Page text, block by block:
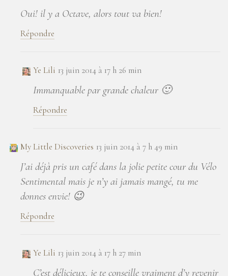
Oui! il y a Octave, alors tout va bien!
Répondre
Ye Lili 13 juin 2014 à 17 h 26 min
Immanquable par grande chaleur 🙂
Répondre
My Little Discoveries 13 juin 2014 à 7 h 49 min
J’ai déjà pris un café dans la jolie petite cour du Vélo
Sentimental mais je n’y ai jamais mangé, tu me
donnes envie! 😉
Répondre
Ye Lili 13 juin 2014 à 17 h 27 min
C’est délicieux, je te conseille vraiment d’y revenir